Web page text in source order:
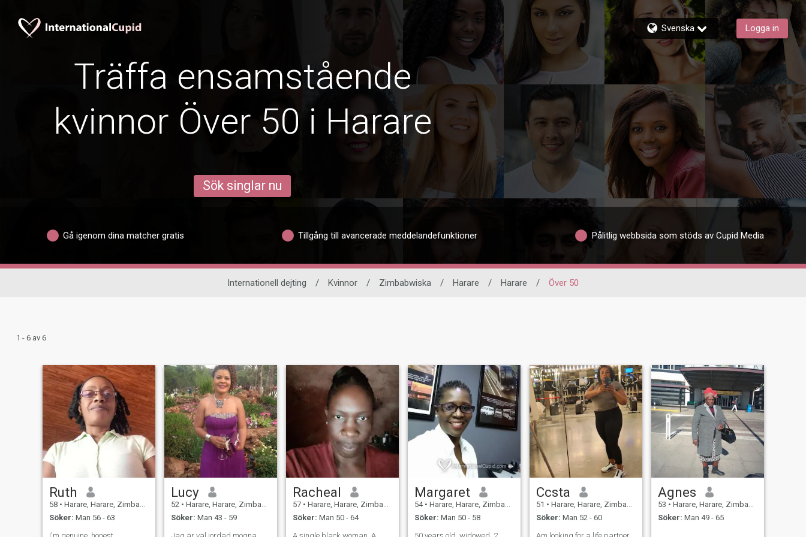
Svenska Logga in
Träffa ensamstående
kvinnor Över 50 i Harare
Sök singlar nu
Gå igenom dina matcher gratis Tillgång till avancerade meddelandefunktioner Pålitlig webbsida som stöds av Cupid Media
Internationell dejting / Kvinnor / Zimbabwiska / Harare / Harare / Över 50
1 - 6 av 6
Ruth
58 • Harare, Harare, Zimbabwe
Söker: Man 56 - 63
Lucy
52 • Harare, Harare, Zimbabwe
Söker: Man 43 - 59
Racheal
57 • Harare, Harare, Zimbabwe
Söker: Man 50 - 64
Margaret
54 • Harare, Harare, Zimbabwe
Söker: Man 50 - 58
Ccsta
51 • Harare, Harare, Zimbabwe
Söker: Man 52 - 60
Agnes
53 • Harare, Harare, Zimbabwe
Söker: Man 49 - 65